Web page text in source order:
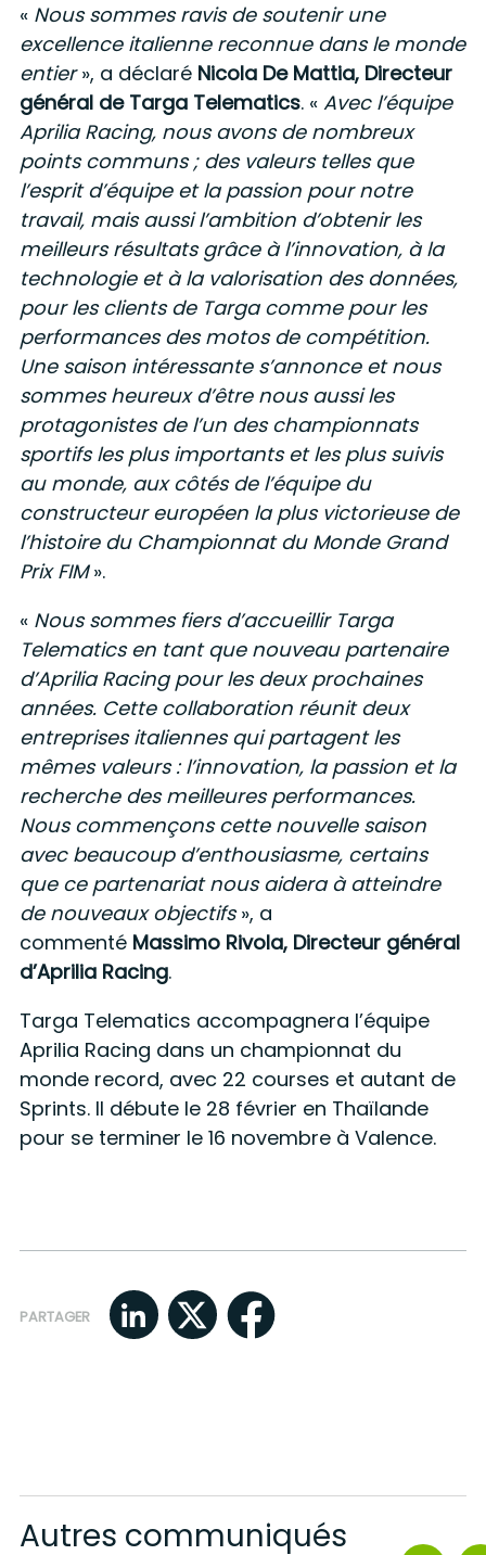
«Nous sommes ravis de soutenir une
excellence italienne reconnue dans le monde
entier», a déclaré Nicola De Mattia, Directeur
général de Targa Telematics. « Avec l’équipe
Aprilia Racing, nous avons de nombreux
points communs ; des valeurs telles que
l’esprit d’équipe et la passion pour notre
travail, mais aussi l’ambition d’obtenir les
meilleurs résultats grâce à l’innovation, à la
technologie et à la valorisation des données,
pour les clients de Targa comme pour les
performances des motos de compétition.
Une saison intéressante s’annonce et nous
sommes heureux d’être nous aussi les
protagonistes de l’un des championnats
sportifs les plus importants et les plus suivis
au monde, aux côtés de l’équipe du
constructeur européen la plus victorieuse de
l’histoire du Championnat du Monde Grand
Prix FIM».
« Nous sommes fiers d’accueillir Targa
Telematics en tant que nouveau partenaire
d’Aprilia Racing pour les deux prochaines
années. Cette collaboration réunit deux
entreprises italiennes qui partagent les
mêmes valeurs : l’innovation, la passion et la
recherche des meilleures performances.
Nous commençons cette nouvelle saison
avec beaucoup d’enthousiasme, certains
que ce partenariat nous aidera à atteindre
de nouveaux objectifs», a
commenté Massimo Rivola, Directeur général
d’Aprilia Racing.
Targa Telematics accompagnera l’équipe
Aprilia Racing dans un championnat du
monde record, avec 22 courses et autant de
Sprints. Il débute le 28 février en Thaïlande
pour se terminer le 16 novembre à Valence.
PARTAGER
Autres communiqués